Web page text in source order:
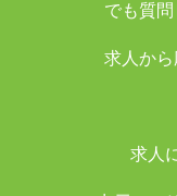
でも質
求人から
求人